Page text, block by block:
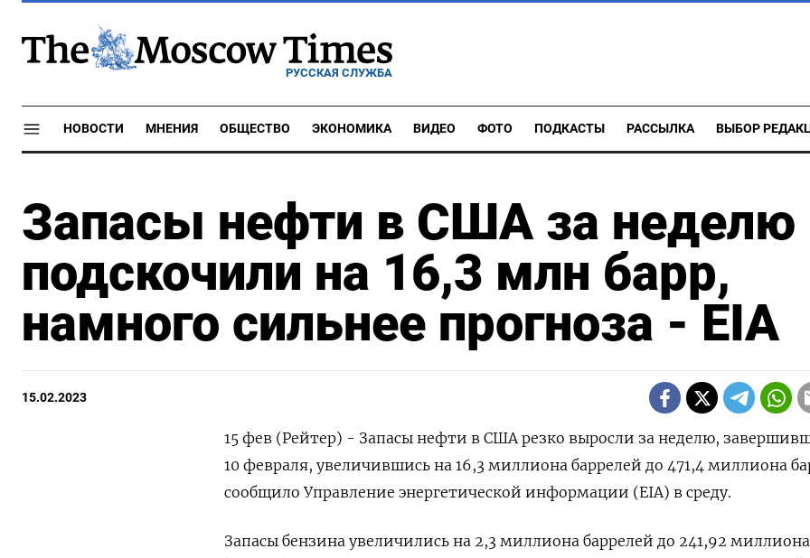
РУССКАЯ СЛУЖБА
НОВОСТИ МНЕНИЯ ОБЩЕСТВО ЭКОНОМИКА ВИДЕО ФОТО ПОДКАСТЫ РАССЫЛКА ВЫБОР
Запасы нефти в США за неделю
подскочили на 16,3 млн барр,
намного сильнее прогноза - EIA
15.02.2023
15 фев (Рейтер) - Запасы нефти в США резко выросли за неделю,
10 февраля, увеличившись на 16,3 миллиона баррелей до 471,4 миллиона
сообщило Управление энергетической информации (EIA) в среду.
Запасы бензина увеличились на 2,3 миллиона баррелей до 241,92 миллиона